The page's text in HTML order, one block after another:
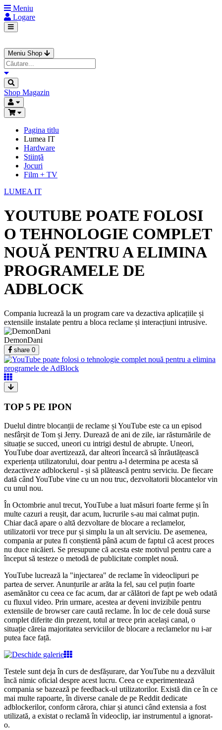
Meniu
Logare
Meniu Shop
Shop Magazin
Pagina titlu
Lumea IT
Hardware
Ştiinţă
Jocuri
Film + TV
LUMEA IT
YOUTUBE POATE FOLOSI
O TEHNOLOGIE COMPLET
NOUĂ PENTRU A ELIMINA
PROGRAMELE DE
ADBLOCK
Compania lucrează la un program care va dezactiva aplicațiile și
extensiile instalate pentru a bloca reclame și interacțiuni intrusive.
DemonDani
share 0
TOP 5 PE IPON
Duelul dintre blocanții de reclame și YouTube este ca un episod
nesfârșit de Tom și Jerry. Durează de ani de zile, iar răsturnările de
situație se succed, uneori cu intrigi destul de abrupte. Uneori,
YouTube doar avertizează, dar alteori încearcă să înrăutățească
experiența utilizatorului, doar pentru a-l determina pe acesta să
dezactiveze adblockerul - și să plătească pentru serviciu. De fiecare
dată când YouTube vine cu un nou truc, dezvoltatorii blocantelor vin
cu unul nou.
În Octombrie anul trecut, YouTube a luat măsuri foarte ferme și în
multe cazuri a reușit, dar acum, lucrurile s-au mai calmat puțin.
Chiar dacă apare o altă dezvoltare de blocare a reclamelor,
utilizatorii vor trece pur și simplu la un alt serviciu. De asemenea,
compania ar putea fi conștientă până acum de faptul că acest proces
nu duce nicăieri. Se presupune că acesta este motivul pentru care a
început să testeze o metodă de publicitate complet nouă.
YouTube lucrează la "injectarea" de reclame în videoclipuri pe
partea de server. Anunțurile ar arăta la fel, sau cel puțin foarte
asemănător cu ceea ce fac acum, dar ar călători de fapt pe web odată
cu fluxul video. Prin urmare, acestea ar deveni invizibile pentru
extensiile de browser care caută reclame. În loc de cele două surse
complet diferite din prezent, totul ar trece prin același canal, o
situație căreia majoritatea serviciilor de blocare a reclamelor nu i-ar
putea face față.
Testele sunt deja în curs de desfășurare, dar YouTube nu a dezvăluit
încă nimic oficial despre acest lucru. Ceea ce experimentează
compania se bazează pe feedback-ul utilizatorilor. Există din ce în ce
mai multe rapoarte, în diverse canale de pe Reddit dedicate
adblockerilor, conform cărora, chiar și atunci când extensia a fost
utilizată, a existat o reclamă în videoclip, iar instrumentul a ignorat-
o.